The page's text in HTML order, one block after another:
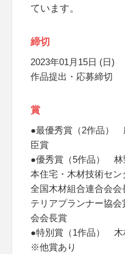
ています。
締切
2023年01月15日 (日)
作品提出・応募締切
賞
●最優秀賞（2作品）
臣賞
●優秀賞（5作品） 林
本住宅・木材技術セン
全国木材組合連合会
テリアプランナー協
会会長賞
●特別賞（1作品） 木
※他賞あり